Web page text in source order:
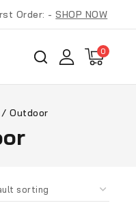
Order: -SHOP NOW
0
/ Outdoor